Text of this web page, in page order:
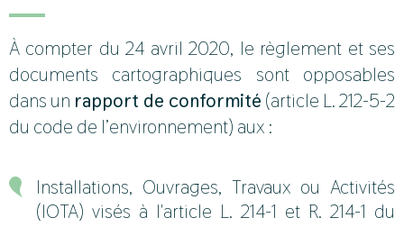
À compter du 24 avril 2020, le règlement et ses
documents cartographiques sont opposables
dans un rapport de conformité (article L. 212-5-2
du code de l’environnement) aux :
Installations, Ouvrages, Travaux ou Activités
(IOTA) visés à l'article L. 214-1 et R. 214-1 du